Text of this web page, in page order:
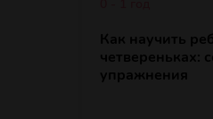
Как научить
четвереньках:
упражнения